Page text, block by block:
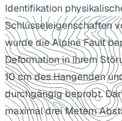
Identifikation
Schlüsseleigenschaften
wurde die Alpine Fault
Deformation in ihrem
10 cm des Hangenden
durchgängig beprobt.
maximal drei Metern